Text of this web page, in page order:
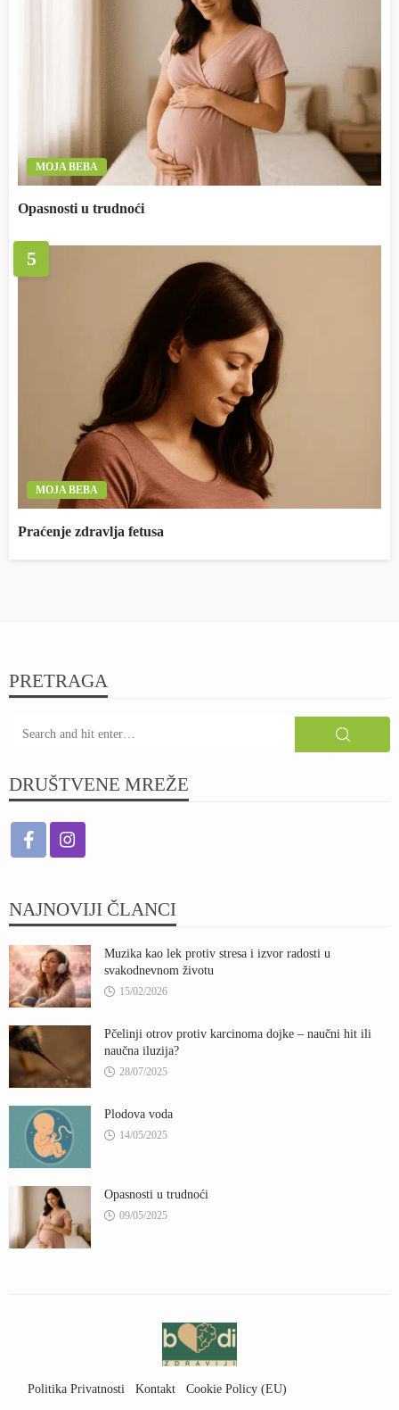
MOJA BEBA
Opasnosti u trudnoći
5
MOJA BEBA
Praćenje zdravlja fetusa
PRETRAGA
DRUŠTVENE MREŽE
NAJNOVIJI ČLANCI
Muzika kao lek protiv stresa i izvor radosti u
svakodnevnom životu
15/02/2026
Pčelinji otrov protiv karcinoma dojke – naučni hit ili
naučna iluzija?
28/07/2025
Plodova voda
14/05/2025
Opasnosti u trudnoći
09/05/2025
Politika Privatnosti Kontakt Cookie Policy (EU)